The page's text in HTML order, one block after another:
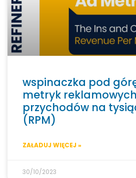
wspinaczka pod
metryk
przychodów na
(RPM)
ZAŁADUJ WIĘCEJ »
30/10/2023